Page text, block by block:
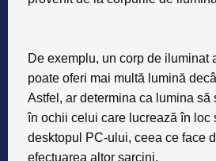
De exemplu, un corp de iluminat
poate oferi mai multă lumină
Astfel, ar determina ca lumina să
în ochii celui care lucrează în loc
desktopul PC-ului, ceea ce face
efectuarea altor sarcini.